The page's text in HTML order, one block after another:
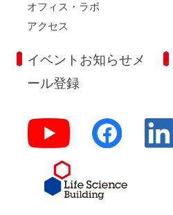
オフィス・ラボ
アクセス
イベントお知らせメ
ール登録